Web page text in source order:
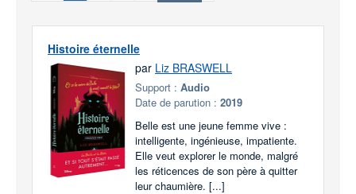
Histoire éternelle
par Liz BRASWELL
Support : Audio
Date de parution : 2019
Belle est une jeune femme vive :
intelligente, ingénieuse, impatiente.
Elle veut explorer le monde, malgré
les réticences de son père à quitter
leur chaumière. [...]